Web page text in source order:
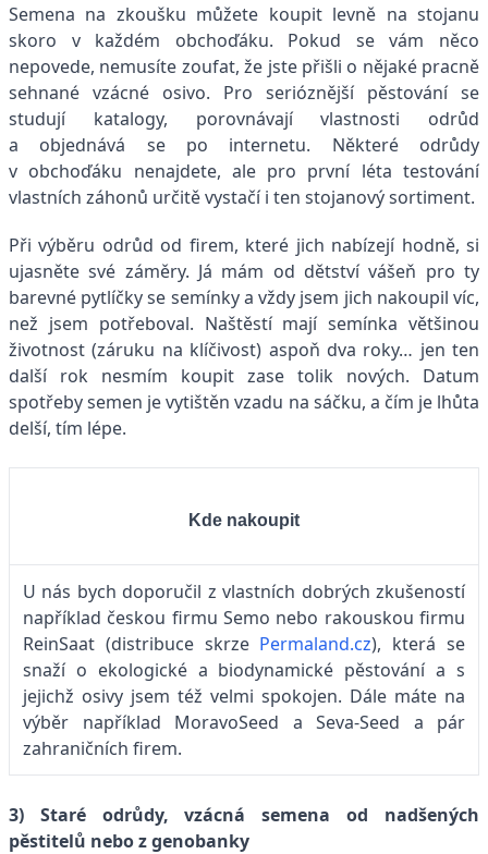
Semena na zkoušku můžete koupit levně na stojanu
skoro v každém obchoďáku. Pokud se vám něco
nepovede, nemusíte zoufat, že jste přišli o nějaké pracně
sehnané vzácné osivo. Pro serióznější pěstování se
studují katalogy, porovnávají vlastnosti odrůd
a objednává se po internetu. Některé odrůdy
v obchoďáku nenajdete, ale pro první léta testování
vlastních záhonů určitě vystačí i ten stojanový sortiment.
Při výběru odrůd od firem, které jich nabízejí hodně, si
ujasněte své záměry. Já mám od dětství vášeň pro ty
barevné pytlíčky se semínky a vždy jsem jich nakoupil víc,
než jsem potřeboval. Naštěstí mají semínka většinou
životnost (záruku na klíčivost) aspoň dva roky… jen ten
další rok nesmím koupit zase tolik nových. Datum
spotřeby semen je vytištěn vzadu na sáčku, a čím je lhůta
delší, tím lépe.
Kde nakoupit
U nás bych doporučil z vlastních dobrých zkušeností
například českou firmu Semo nebo rakouskou firmu
ReinSaat (distribuce skrze Permaland.cz), která se
snaží o ekologické a biodynamické pěstování a s
jejichž osivy jsem též velmi spokojen. Dále máte na
výběr například MoravoSeed a Seva-Seed a pár
zahraničních firem.
3) Staré odrůdy, vzácná semena od nadšených
pěstitelů nebo z genobanky